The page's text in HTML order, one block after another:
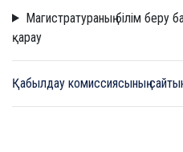
Магистратураның білім беру
қарау
Қабылдау комиссиясының сайтына